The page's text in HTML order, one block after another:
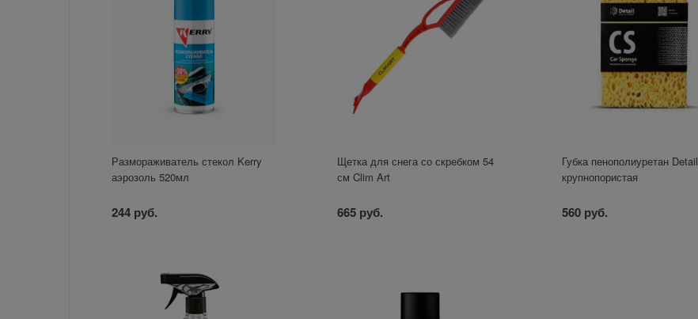
Размораживатель стекол Kerry
аэрозоль 520мл
244 руб.
Щетка для снега со скребком 54
см Clim Art
665 руб.
Губка пенополиуретан Detail
крупнопористая
560 руб.